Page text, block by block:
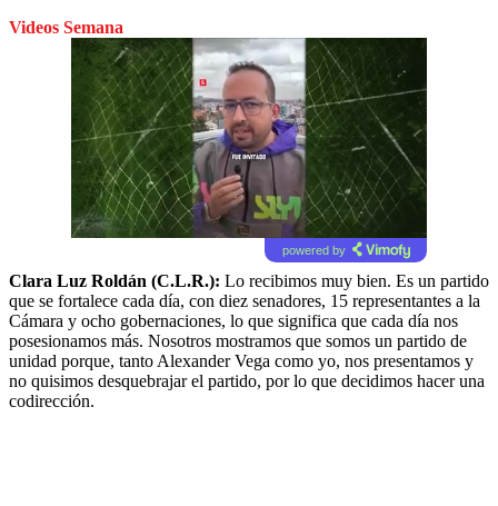
Videos Semana
powered by
Clara Luz Roldán (C.L.R.): Lo recibimos muy bien. Es un partido
que se fortalece cada día, con diez senadores, 15 representantes a la
Cámara y ocho gobernaciones, lo que significa que cada día nos
posesionamos más. Nosotros mostramos que somos un partido de
unidad porque, tanto Alexander Vega como yo, nos presentamos y
no quisimos desquebrajar el partido, por lo que decidimos hacer una
codirección.